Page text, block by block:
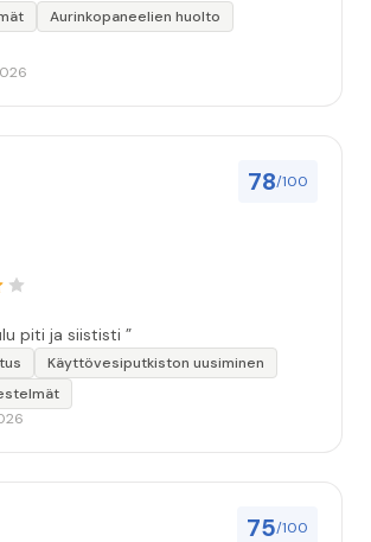
Aurinkopaneelien huolto
78/100
piti ja siististi ”
Käyttövesiputkiston uusiminen
75/100